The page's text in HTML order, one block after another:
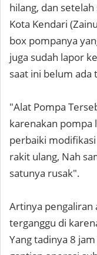
hilang, dan setelah
Kota Kendari
box pompanya
juga sudah lapor
saat ini belum ada
"Alat Pompa
karenakan pompa
perbaiki
rakit ulang, Nah
satunya rusak".
Artinya pengaliran
terganggu di
Yang tadinya 8